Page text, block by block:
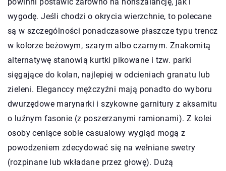
wygodę. Jeśli chodzi o okrycia wierzchnie, to polecane
są w szczególności ponadczasowe płaszcze typu trencz
w kolorze beżowym, szarym albo czarnym. Znakomitą
alternatywę stanowią kurtki pikowane i tzw. parki
sięgające do kolan, najlepiej w odcieniach granatu lub
zieleni. Eleganccy mężczyźni mają ponadto do wyboru
dwurzędowe marynarki i szykowne garnitury z aksamitu
o luźnym fasonie (z poszerzanymi ramionami). Z kolei
osoby ceniące sobie casualowy wygląd mogą z
powodzeniem zdecydować się na wełniane swetry
(rozpinane lub wkładane przez głowę). Dużą